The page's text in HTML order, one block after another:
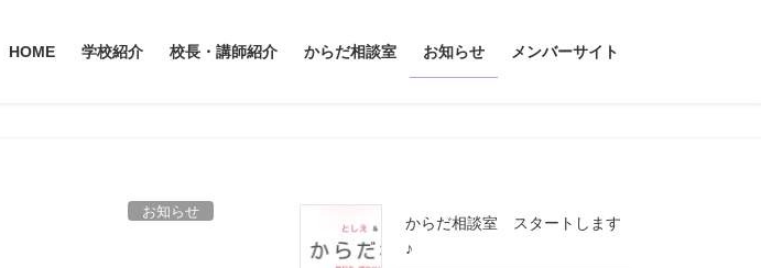
HOME 学校紹介 校長・講師紹介 からだ相談室 お知らせ メンバーサイト
お知らせ
からだ相談室 スタートします
♪